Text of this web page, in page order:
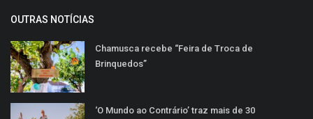
OUTRAS NOTÍCIAS
Chamusca recebe “Feira de Troca de
Brinquedos”
‘O Mundo ao Contrário’ traz mais de 30